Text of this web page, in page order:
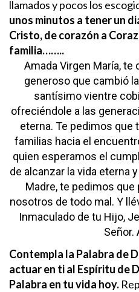
llamados y pocos los
unos minutos a tener un
Cristo, de corazón a
familia……..
Amada Virgen María, te
generoso que cambió
santísimo vientre
ofreciéndole a las
eterna. Te pedimos que
familias hacia el
quien esperamos el
de alcanzar la vida eterna
Madre, te pedimos que
nosotros de todo mal. Y
Inmaculado de tu Hijo,
Señor.
Contempla la Palabra de
actuar en ti al Espíritu de
Palabra en tu vida hoy.